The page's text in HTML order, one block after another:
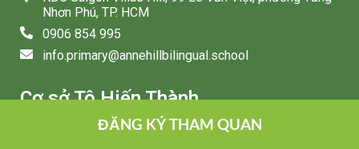
ĐĂNG KÝ THAM QUAN
Nhơn Phú, TP. HCM
0906 854 995
info.primary@annehillbilingual.school
Cơ sở Tô Hiến Thành
268 Tô Hiến Thành, phường Hòa Hưng, TP. HCM